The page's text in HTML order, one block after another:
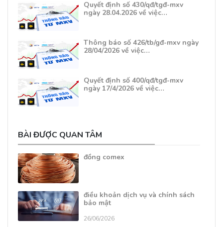
Quyết định số 430/qđ/tgđ-mxv
ngày 28.04.2026 về việc…
Thông báo số 426/tb/gđ-mxv ngày
28/04/2026 về việc…
Quyết định số 400/qđ/tgđ-mxv
ngày 17/4/2026 về việc…
BÀI ĐƯỢC QUAN TÂM
đồng comex
điều khoản dịch vụ và chính sách
bảo mật
26/06/2026